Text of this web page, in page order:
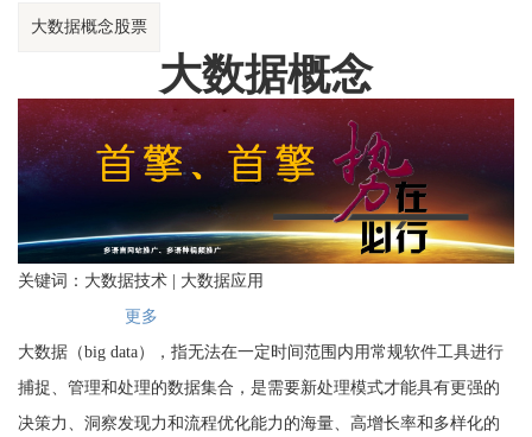
大数据概念股票
大数据概念
关键词：大数据技术 | 大数据应用
更多
大数据（big data），指无法在一定时间范围内用常规软件工具进行
捕捉、管理和处理的数据集合，是需要新处理模式才能具有更强的
决策力、洞察发现力和流程优化能力的海量、高增长率和多样化的